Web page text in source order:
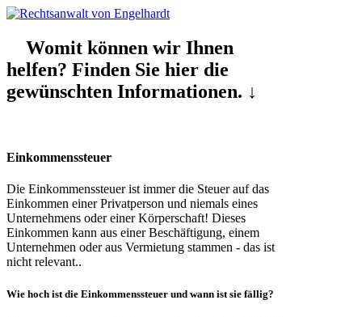
Womit können wir Ihnen
helfen? Finden Sie hier die
gewünschten Informationen. ↓
Einkommenssteuer
Die Einkommenssteuer ist immer die Steuer auf das
Einkommen einer Privatperson und niemals eines
Unternehmens oder einer Körperschaft! Dieses
Einkommen kann aus einer Beschäftigung, einem
Unternehmen oder aus Vermietung stammen - das ist
nicht relevant..
Wie hoch ist die Einkommenssteuer und wann ist sie fällig?